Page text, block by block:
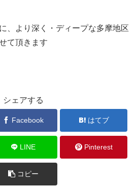
、より深く・ディープな多摩地区
て頂きます
シェアする
Facebook はてブ
LINE Pinterest
コピー